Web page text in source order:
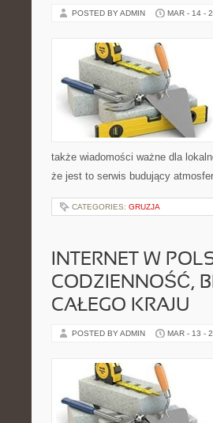
POSTED BY ADMIN MAR - 14 -
także wiadomości ważne dla
że jest to serwis budujący
CATEGORIES: GRUZJA
INTERNET W
CODZIENNOŚĆ,
CAŁEGO KRAJU
POSTED BY ADMIN MAR - 13 -